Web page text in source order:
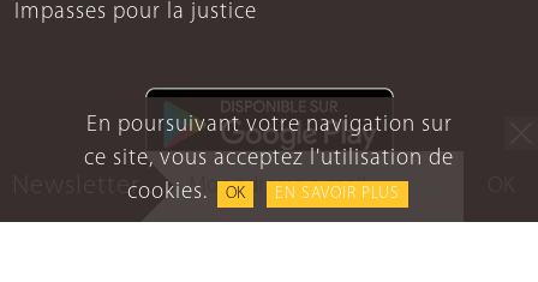
En poursuivant votre navigation sur
ce site, vous acceptez l'utilisation de
cookies.
OK EN SAVOIR PLUS
Impasses pour la justice
Mentions légales
Newsletter